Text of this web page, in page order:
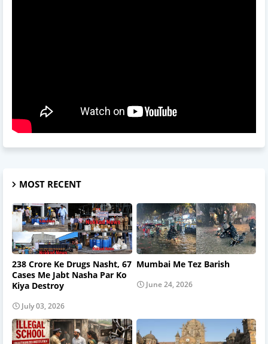
MOST RECENT
238 Crore Ke Drugs Nasht, 67
Cases Me Jabt Nasha Par Ko
Kiya Destroy
July 03, 2026
Mumbai Me Tez Barish
June 24, 2026